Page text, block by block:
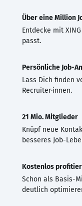
Über eine Million
Entdecke mit
passt.
Persönliche Job-
Lass Dich finden
Recruiter·innen.
21 Mio. Mitglieder
Knüpf neue
besseres Job-
Kostenlos
Schon als Basis-
deutlich